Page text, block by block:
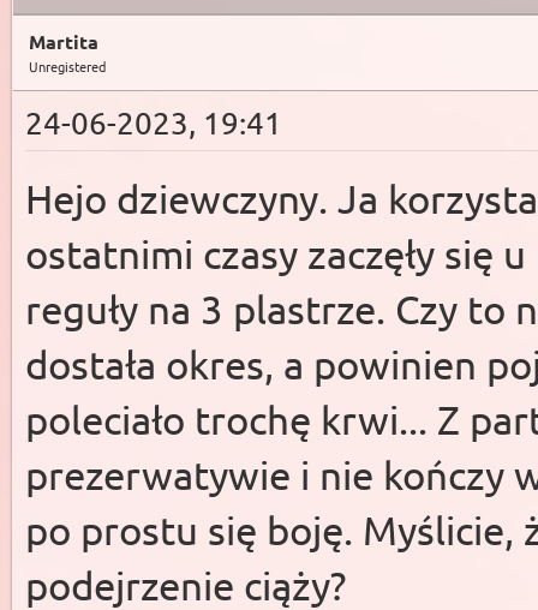
Martita
Unregistered
24-06-2023, 19:41
Hejo dziewczyny. Ja
ostatnimi czasy zaczęły się
reguły na 3 plastrze. Czy to
dostała okres, a powinien
poleciało trochę krwi... Z
prezerwatywie i nie kończy
po prostu się boję. Myślicie,
podejrzenie ciąży?